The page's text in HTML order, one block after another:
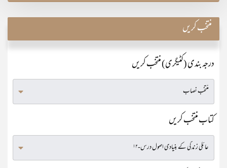
منتخب کریں
درجہ بندی (کٹیگری) منتخب کریں
کتاب منتخب کریں